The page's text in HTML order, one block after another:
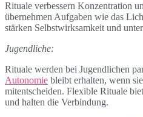
Rituale verbessern Konzentration
übernehmen Aufgaben wie das
stärken Selbstwirksamkeit und
Jugendliche:
Rituale werden bei Jugendlichen
Autonomie bleibt erhalten, wenn
mitentscheiden. Flexible Rituale
und halten die Verbindung.